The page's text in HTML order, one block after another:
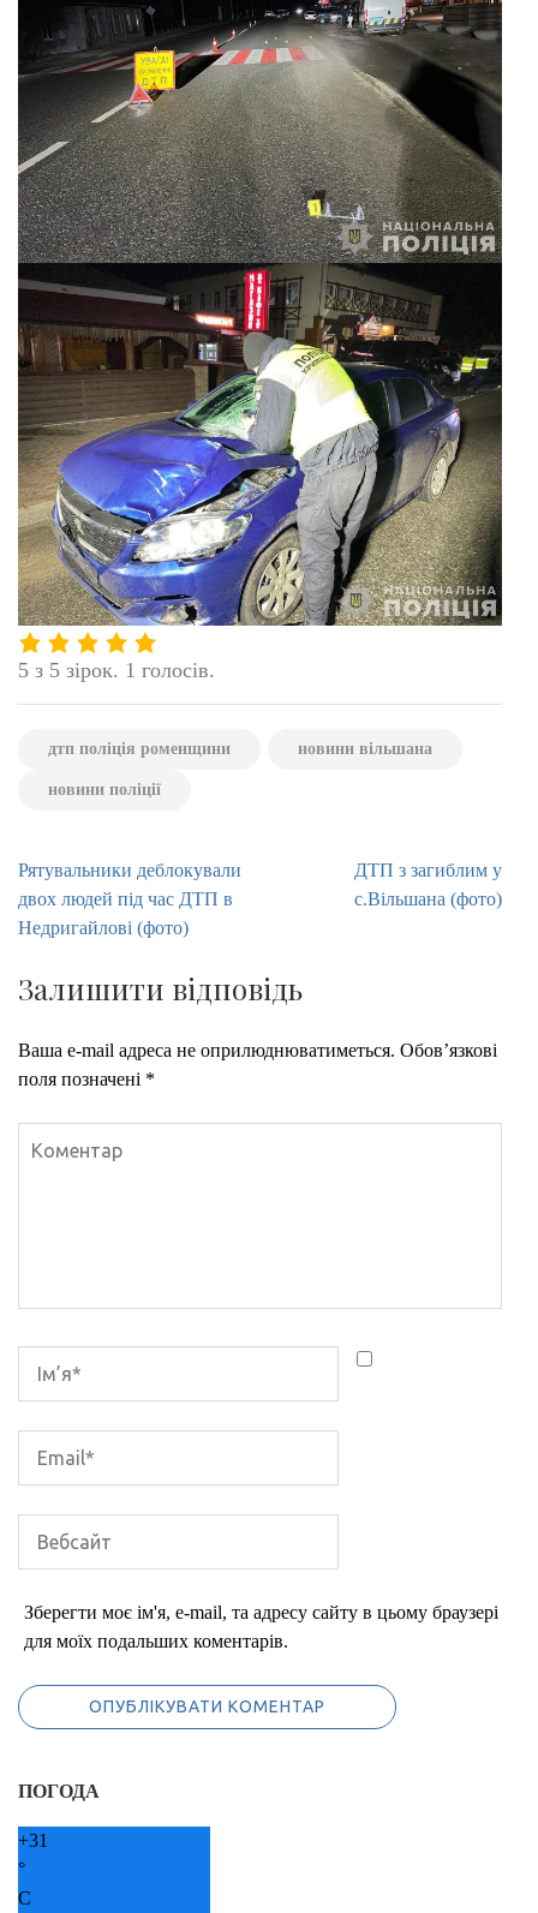
5 з 5 зірок. 1 голосів.
дтп поліція роменщини новини вільшана
новини поліції
Навігація
записів
Рятувальники деблокували
двох людей під час ДТП в
Недригайлові (фото)
ДТП з загиблим у
с.Вільшана (фото)
Залишити відповідь
Ваша e-mail адреса не оприлюднюватиметься. Обов’язкові
поля позначені *
Зберегти моє ім'я, e-mail, та адресу сайту в цьому браузері
для моїх подальших коментарів.
ПОГОДА
+31
°
C